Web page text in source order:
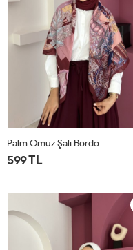
Palm Omuz Şalı Bordo
599 TL